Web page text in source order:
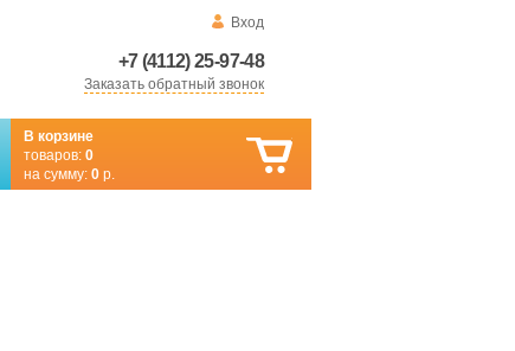
Вход
+7 (4112) 25-97-48
Заказать обратный звонок
В корзине
товаров: 0
на сумму: 0 р.